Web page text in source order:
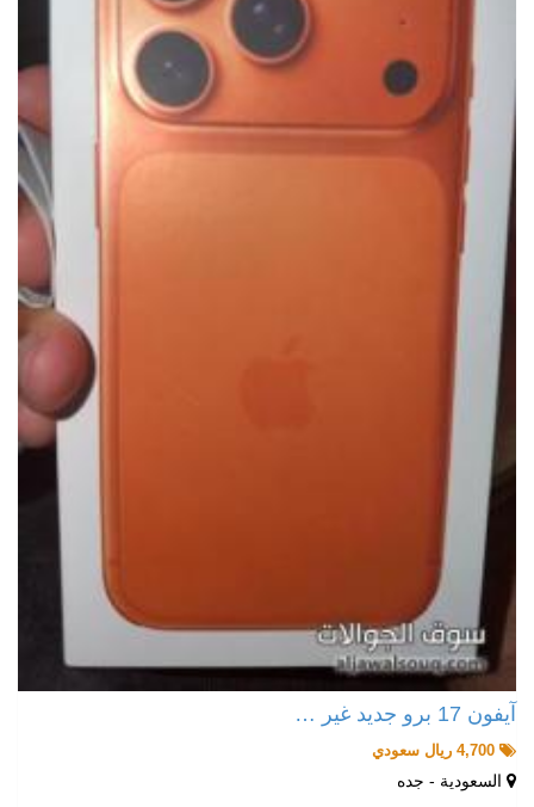
آيفون 17 برو جديد غير …
السعودية - جده